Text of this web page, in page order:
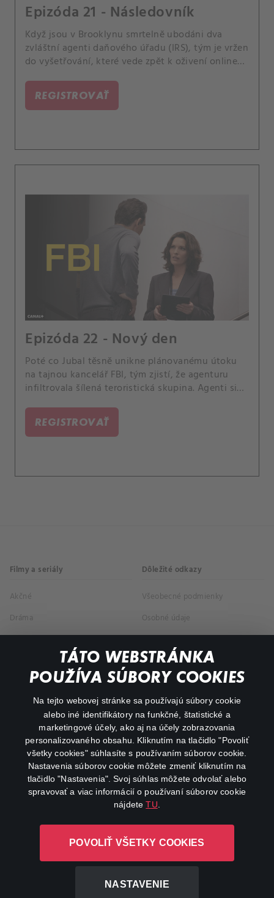
TÁTO WEBSTRÁNKA
POUŽÍVA SÚBORY COOKIES
Na tejto webovej stránke sa používajú súbory cookie
alebo iné identifikátory na funkčné, štatistické a
marketingové účely, ako aj na účely zobrazovania
personalizovaného obsahu. Kliknutím na tlačidlo "Povoliť
všetky cookies" súhlasíte s používaním súborov cookie.
Nastavenia súborov cookie môžete zmeniť kliknutím na
tlačidlo "Nastavenia". Svoj súhlas môžete odvolať alebo
spravovať a viac informácií o používaní súborov cookie
nájdeteTU
POVOLIŤ VŠETKY COOKIES
NASTAVENIE
Epizóda 21 - Následovník
Když jsou v Brooklynu smrtelně ubodáni dva
zvláštní agenti daňového úřadu (IRS), tým je vržen
do vyšetřování, které vede zpět k oživení online
podezřelého z předchozího případu.
REGISTROVAŤ
Epizóda 22 - Nový den
Poté co Jubal těsně unikne plánovanému útoku
na tajnou kancelář FBI, tým zjistí, že agenturu
infiltrovala šílená teroristická skupina. Agenti si
stínech, aby odhalili viníky ohrožující
nedotknutelnost terénní newyorské pobočky.
REGISTROVAŤ
Filmy a seriály
Akčné
Dráma
Dôležité odkazy
Všeobecné podmienky
Osobné údaje
O aplikácii Canal+
Canal+ Luxembourg S. à r.l. so sídlom Rue Albert Borschette 4,